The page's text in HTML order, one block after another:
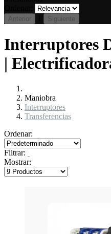
Anterior Siguiente
Interruptores
|
Maniobra
Interruptores
Transferencias
Ordenar:
Filtrar:
Mostrar: